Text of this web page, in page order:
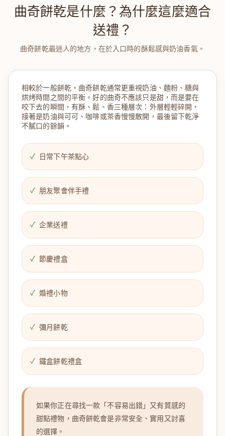
曲奇餅乾是什麼？為什麼這麼適合
送禮？
曲奇餅乾最迷人的地方，在於入口時的酥鬆感與奶油香氣。
相較於一般餅乾，曲奇餅乾通常更重視奶油、麵粉、糖與
烘烤時間之間的平衡。好的曲奇不應該只是甜，而是要在
咬下去的瞬間，有酥、鬆、香三種層次：外層輕輕碎開，
接著是奶油與可可、咖啡或茶香慢慢散開，最後留下乾淨
不膩口的餘韻。
日常下午茶點心
朋友聚會伴手禮
企業送禮
節慶禮盒
婚禮小物
彌月餅乾
鐵盒餅乾禮盒
如果你正在尋找一款「不容易出錯」又有質感的
甜點禮物，曲奇餅乾會是非常安全、實用又討喜
的選擇。